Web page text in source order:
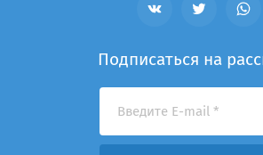
Подписаться на